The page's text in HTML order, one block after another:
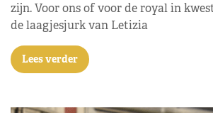
zijn. Voor ons of voor de royal in
de laagjesjurk van Letizia
Lees verder